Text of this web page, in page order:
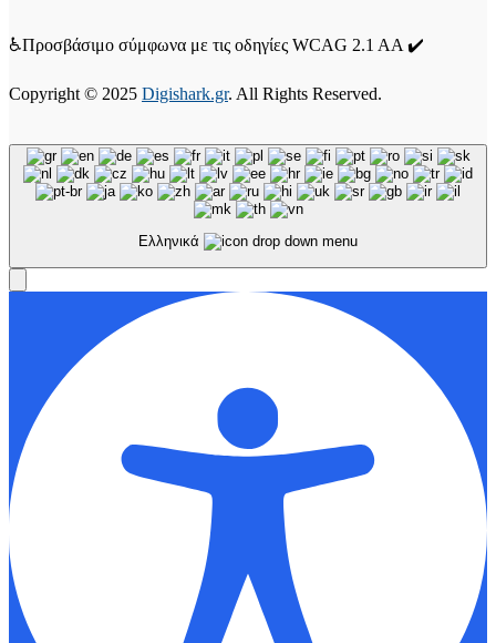
♿Προσβάσιμο σύμφωνα με τις οδηγίες WCAG 2.1 AA ✔️
Copyright © 2025 Digishark.gr. All Rights Reserved.
Ελληνικά